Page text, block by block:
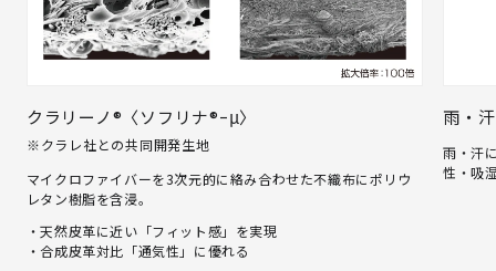
クラリーノ®〈ソフリナ®ｰμ〉
※クラレ社との共同開発生地
マイクロファイバーを3次元的に絡み合わせた不織布にポリウ
レタン樹脂を含浸。
・天然皮革に近い「フィット感」を実現
・合成皮革対比「通気性」に優れる
雨・
雨・汗
性・吸